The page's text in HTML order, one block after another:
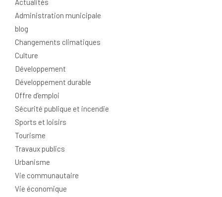
Actualités
Administration municipale
blog
Changements climatiques
Culture
Développement
Développement durable
Offre d'emploi
Sécurité publique et incendie
Sports et loisirs
Tourisme
Travaux publics
Urbanisme
Vie communautaire
Vie économique